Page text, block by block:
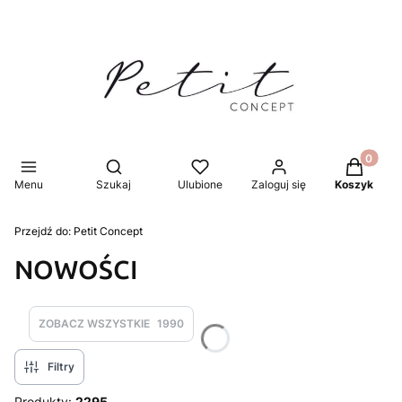
Menu
Otwórz wyszukiwarkę
Szukaj Ulubione Zaloguj się Koszyk
Przejdź do: Petit Concept
NOWOŚCI
ZOBACZ WSZYSTKIE 1990
Filtry